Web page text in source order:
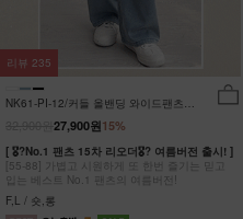
NK61-PI-12/커들 올밴딩 와이드팬츠
15%
27,900원
[ 🎖?No.1 팬츠 15차 리오더🎖? 여름버전 출시! ]
[55-88] 가볍고 시원하게 또 한번 즐기는 믿고
입는 베스트 No.1 팬츠의 여름버전!
F,L / 숏,롱
리뷰 235